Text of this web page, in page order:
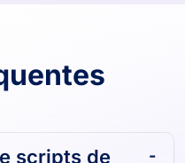
scripts de